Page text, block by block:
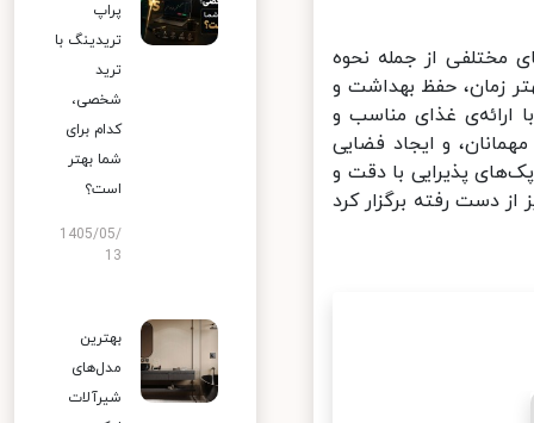
از جمله نحوه
زمان، حفظ بهداشت و
غذای مناسب و
و ایجاد فضایی
پذیرایی با دقت و
دست رفته برگزار کرد
پراپ
تریدینگ با
ترید
شخصی،
کدام برای
شما بهتر
است؟
1405/05/
13
بهترین
مدل‌های
شیرآلات